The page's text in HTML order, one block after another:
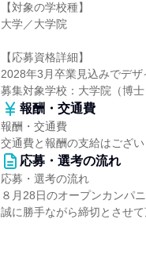
【対象の学校種】
大学／大学院
【応募資格詳細】
2028年3月卒業見込みでデ
募集対象学校：大学院（博
報酬・交通費
報酬・交通費
交通費と報酬の支給はござ
応募・選考の流れ
応募・選考の流れ
８月28日のオープンカンパ
誠に勝手ながら締切とさせて